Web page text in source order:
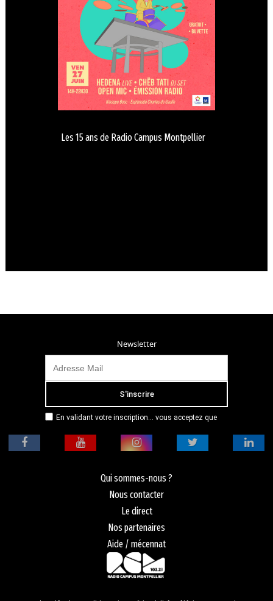
Les 15 ans de Radio Campus Montpellier
Newsletter
En validant votre inscription... vous acceptez que
adresse email dans le but de vous envoyer
mensuellement sa lettre d’informations. Pour plus
politique de confidentialité.
Qui sommes-nous ?
Nous contacter
Le direct
Nos partenaires
Aide / mécennat